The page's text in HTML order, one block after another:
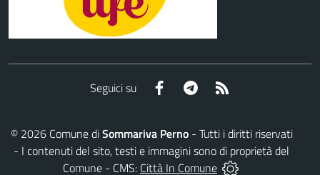
Seguici su Facebook Telegram
© 2026Comune diSommariva Perno- Tutti i diritti riservati
- I contenuti del sito, testi e immagini sono di proprietà del
Comune - CMS: Città In Comune